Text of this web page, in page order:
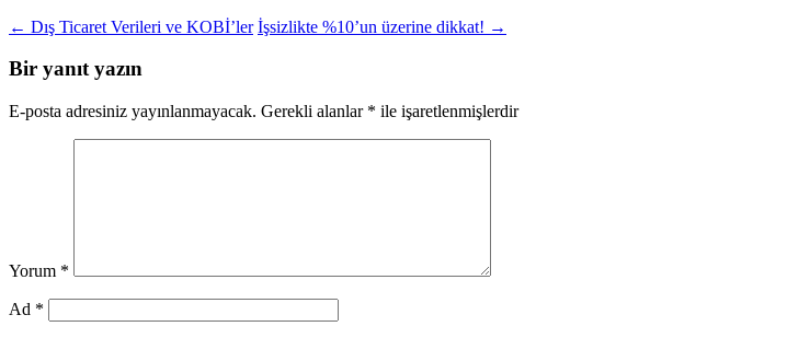
Yazı
dolaşımı
← Dış Ticaret Verileri ve KOBİ’ler İşsizlikte %10’un üzerine dikkat! →
Bir yanıt yazın
E-posta adresiniz yayınlanmayacak. Gerekli alanlar * ile işaretlenmişlerdir
Yorum *
Ad *